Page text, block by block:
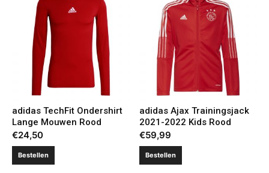
adidas TechFit Ondershirt
Lange Mouwen Rood
€24,50
Bestellen
adidas Ajax Trainingsjack
2021-2022 Kids Rood
€59,99
Bestellen